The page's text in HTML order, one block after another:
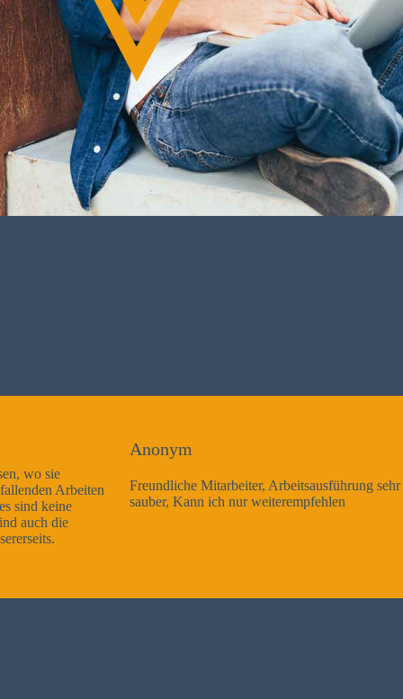
Freundliche Mitarbeiter, Arbeitsausführung sehr gut und sehr
sauber, Kann ich nur weiterempfehlen